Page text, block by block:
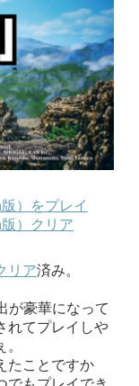
）をプレイ
）クリア
リア済み。
が豪華になって
れてプレイしや
たことですか